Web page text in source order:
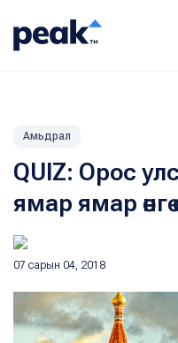
Амьдрал
QUIZ: Орос
ямар ямар
07 сарын 04, 2018